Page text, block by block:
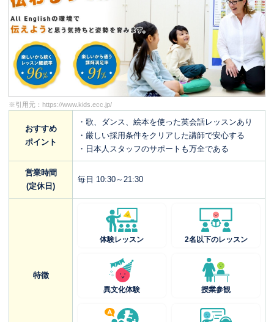
※引用元： https://www.kids.ecc.jp/
おすすめ
ポイント
・歌、ダンス、絵本を使った英会話レッスンあり
・厳しい採用条件をクリアした講師で安心する
・日本人スタッフのサポートも万全である
営業時間
(定休日)
毎日 10:30～21:30
特徴
体験レッスン 2名以下のレッスン
異文化体験 授業参観